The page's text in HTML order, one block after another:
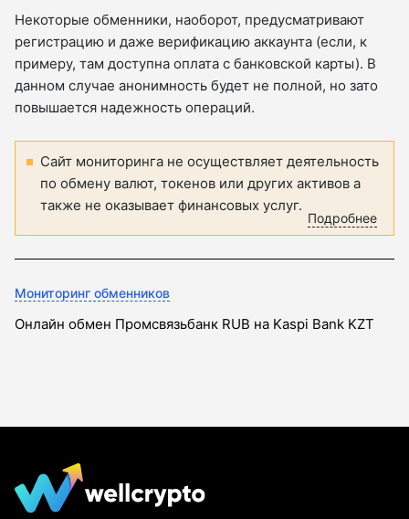
Некоторые обменники, наоборот, предусматривают
регистрацию и даже верификацию аккаунта (если, к
примеру, там доступна оплата с банковской карты). В
данном случае анонимность будет не полной, но зато
повышается надежность операций.
Сайт мониторинга не осуществляет деятельность
по обмену валют, токенов или других активов а
также не оказывает финансовых услуг.
Подробнее
Мониторинг обменников
Онлайн обмен Промсвязьбанк RUB на Kaspi Bank KZT